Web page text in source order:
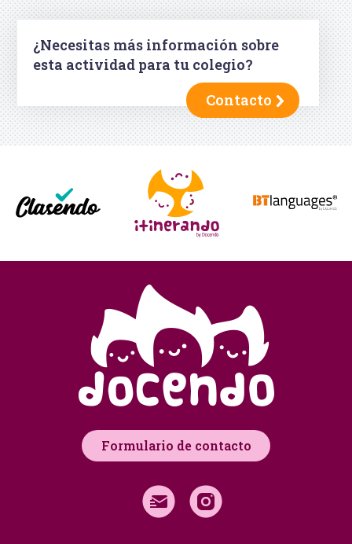
¿Necesitas más información sobre
esta actividad para tu colegio?
Contacto
Formulario de contacto